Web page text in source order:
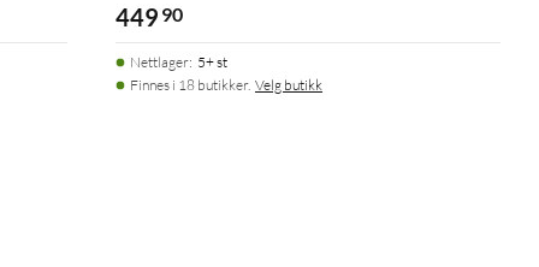
449 90
Nettlager: 5+ st
Finnes i 18 butikker. Velg butikk